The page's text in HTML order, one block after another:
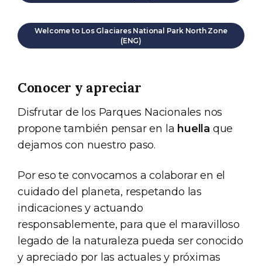
Welcome to Los Glaciares National Park North Zone
(ENG)
Conocer y apreciar
Disfrutar de los Parques Nacionales nos
propone también pensar en la huella que
dejamos con nuestro paso.
Por eso te convocamos a colaborar en el
cuidado del planeta, respetando las
indicaciones y actuando
responsablemente, para que el maravilloso
legado de la naturaleza pueda ser conocido
y apreciado por las actuales y próximas